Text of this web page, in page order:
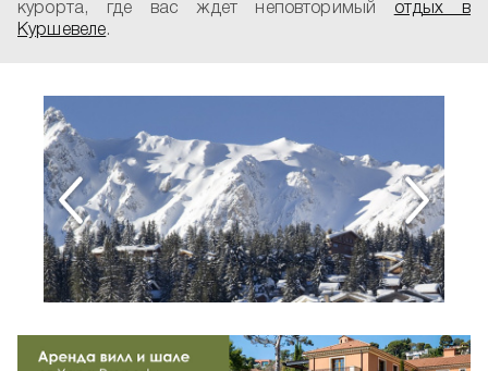
курорта, где вас ждет неповторимый отдых в
Куршевеле.